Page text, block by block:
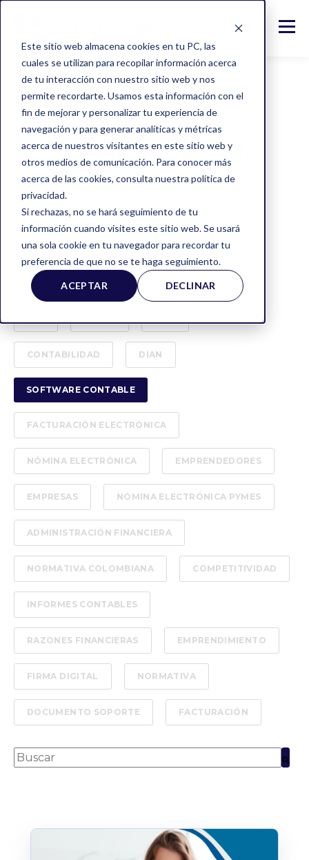
Este sitio web almacena cookies en tu PC, las
cuales se utilizan para recopilar información acerca
de tu interacción con nuestro sitio web y nos
permite recordarte. Usamos esta información con el
fin de mejorar y personalizar tu experiencia de
navegación y para generar analíticas y métricas
acerca de nuestros visitantes en este sitio web y
otros medios de comunicación. Para conocer más
acerca de las cookies, consulta nuestra política de
privacidad.
Si rechazas, no se hará seguimiento de tu
información cuando visites este sitio web. Se usará
una sola cookie en tu navegador para recordar tu
preferencia de que no se te haga seguimiento.
ACEPTAR DECLINAR
TOPIC
software contable
(4)
CONTABILIDAD DIAN
SOFTWARE CONTABLE
FACTURACIÓN ELECTRÓNICA
NÓMINA ELECTRÓNICA EMPRENDEDORES
EMPRESAS NÓMINA ELECTRÓNICA PYMES
ADMINISTRACIÓN FINANCIERA
NORMATIVA COLOMBIANA COMPETITIVIDAD
INFORMES CONTABLES
RAZONES FINANCIERAS EMPRENDIMIENTO
FIRMA DIGITAL NORMATIVA
DOCUMENTO SOPORTE FACTURACIÓN
Esto es un campo de búsqueda con una función de